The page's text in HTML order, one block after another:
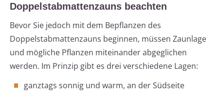
Doppelstabmattenzauns beachten
Bevor Sie jedoch mit dem Bepflanzen des
Doppelstabmattenzauns beginnen, müssen Zaunlage
und mögliche Pflanzen miteinander abgeglichen
werden. Im Prinzip gibt es drei verschiedene Lagen:
ganztags sonnig und warm, an der Südseite